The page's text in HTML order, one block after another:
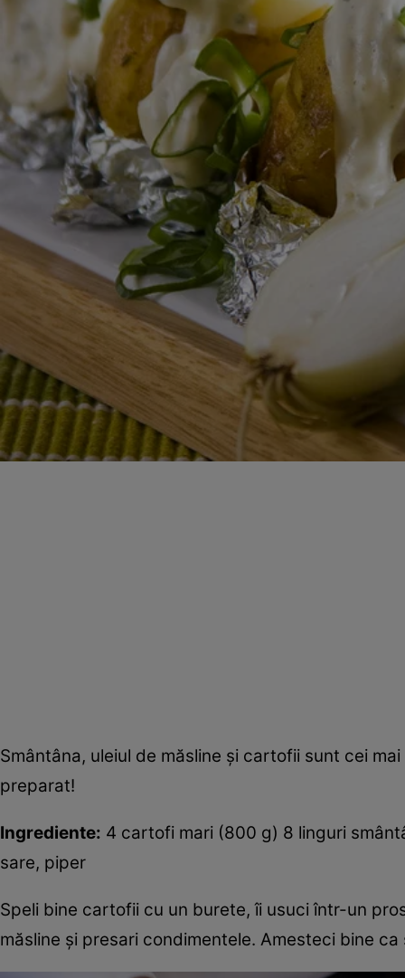
Smântâna, uleiul de măsline şi cartofii sunt cei
preparat!
Ingrediente: 4 cartofi mari (800 g) 8 linguri
sare, piper
Speli bine cartofii cu un burete, îi usuci într-un
măsline şi presari condimentele. Amesteci bine